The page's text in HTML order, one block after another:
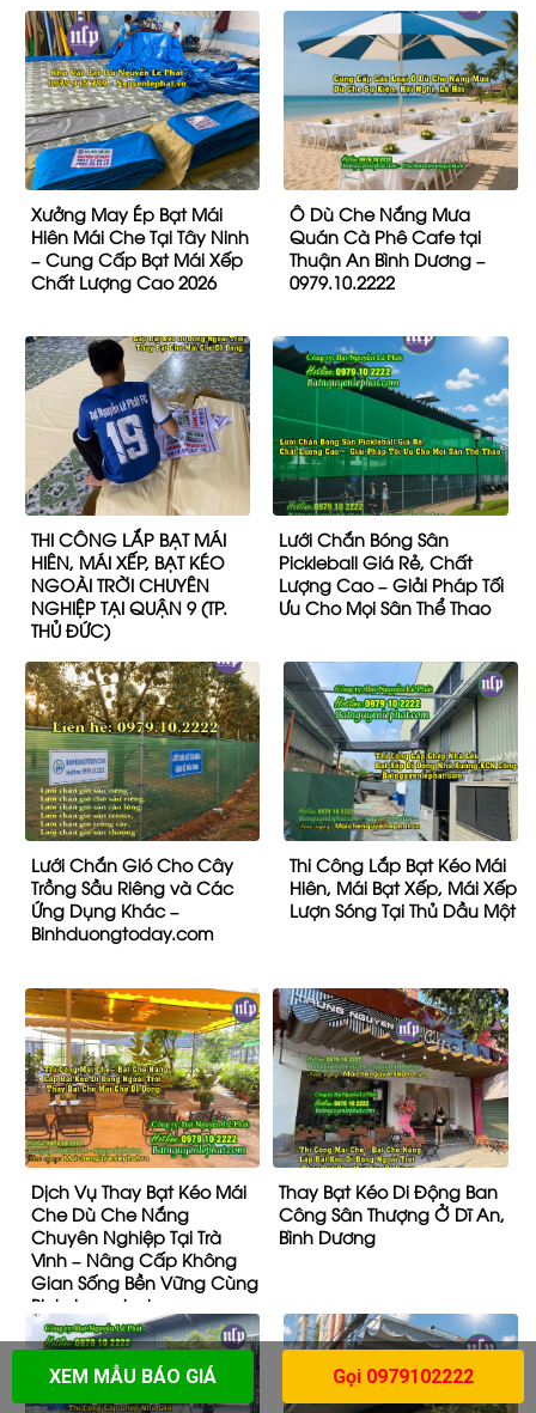
Xưởng May Ép Bạt Mái
Hiên Mái Che Tại Tây Ninh
– Cung Cấp Bạt Mái Xếp
Chất Lượng Cao 2026
Ô Dù Che Nắng Mưa
Quán Cà Phê Cafe tại
Thuận An Bình Dương –
0979.10.2222
THI CÔNG LẮP BẠT MÁI
HIÊN, MÁI XẾP, BẠT KÉO
NGOÀI TRỜI CHUYÊN
NGHIỆP TẠI QUẬN 9 (TP.
THỦ ĐỨC)
Lưới Chắn Bóng Sân
Pickleball Giá Rẻ, Chất
Lượng Cao – Giải Pháp Tối
Ưu Cho Mọi Sân Thể Thao
Lưới Chắn Gió Cho Cây
Trồng Sầu Riêng và Các
Ứng Dụng Khác –
Binhduongtoday.com
Thi Công Lắp Bạt Kéo Mái
Hiên, Mái Bạt Xếp, Mái Xếp
Lượn Sóng Tại Thủ Dầu Một
Dịch Vụ Thay Bạt Kéo Mái
Che Dù Che Nắng
Chuyên Nghiệp Tại Trà
Vinh – Nâng Cấp Không
Gian Sống Bền Vững Cùng
Binhduongtoday.com
Thay Bạt Kéo Di Động Ban
Công Sân Thượng Ở Dĩ An,
Bình Dương
XEM MẪU BÁO GIÁ Gọi 0979102222